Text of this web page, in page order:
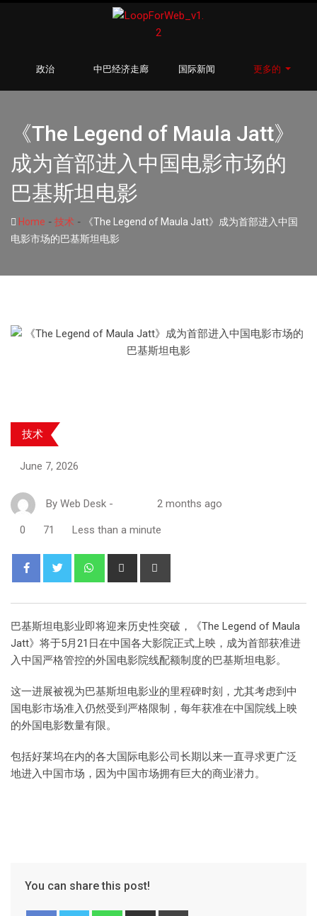
政治 中巴经济走廊 国际新闻 更多的
《The Legend of Maula Jatt》
成为首部进入中国电影市场的
巴基斯坦电影
Home - 技术 -
《The Legend of Maula Jatt》成为首部进入中国
电影市场的巴基斯坦电影
技术
June 7, 2026
By Web Desk - 2 months ago
0 71 Less than a minute
巴基斯坦电影业即将迎来历史性突破，《The Legend of Maula
Jatt》将于5月21日在中国各大影院正式上映，成为首部获准进
入中国严格管控的外国电影院线配额制度的巴基斯坦电影。
这一进展被视为巴基斯坦电影业的里程碑时刻，尤其考虑到中
国电影市场准入仍然受到严格限制，每年获准在中国院线上映
的外国电影数量有限。
包括好莱坞在内的各大国际电影公司长期以来一直寻求更广泛
地进入中国市场，因为中国市场拥有巨大的商业潜力。
You can share this post!